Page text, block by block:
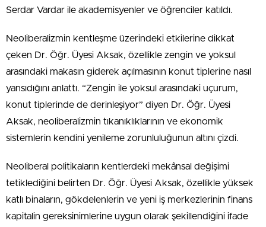
Serdar Vardar ile akademisyenler ve öğrenciler katıldı.
Neoliberalizmin kentleşme üzerindeki etkilerine dikkat
çeken Dr. Öğr. Üyesi Aksak, özellikle zengin ve yoksul
arasındaki makasın giderek açılmasının konut tiplerine nasıl
yansıdığını anlattı. “Zengin ile yoksul arasındaki uçurum,
konut tiplerinde de derinleşiyor” diyen Dr. Öğr. Üyesi
Aksak, neoliberalizmin tıkanıklıklarının ve ekonomik
sistemlerin kendini yenileme zorunluluğunun altını çizdi.
Neoliberal politikaların kentlerdeki mekânsal değişimi
tetiklediğini belirten Dr. Öğr. Üyesi Aksak, özellikle yüksek
katlı binaların, gökdelenlerin ve yeni iş merkezlerinin finans
kapitalin gereksinimlerine uygun olarak şekillendiğini ifade